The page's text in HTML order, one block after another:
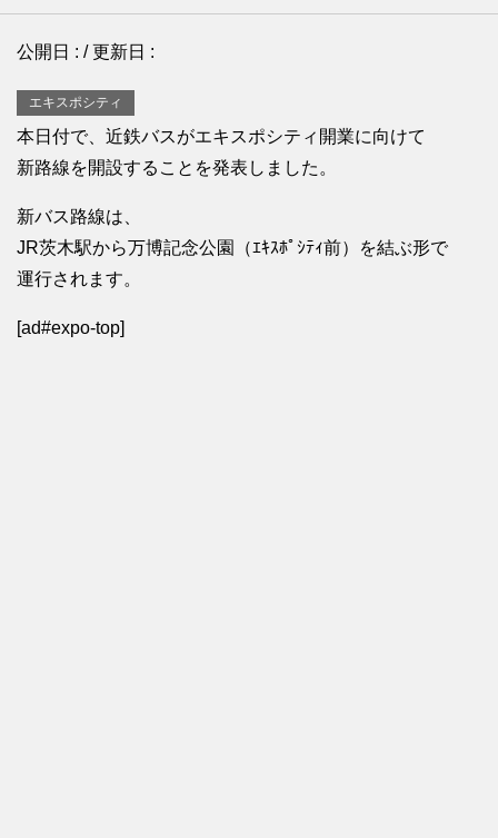
公開日 : / 更新日 :
エキスポシティ
本日付で、近鉄バスがエキスポシティ開業に向けて
新路線を開設することを発表しました。
新バス路線は、
JR茨木駅から万博記念公園（ｴｷｽﾎﾟｼﾃｨ前）を結ぶ形で
運行されます。
[ad#expo-top]